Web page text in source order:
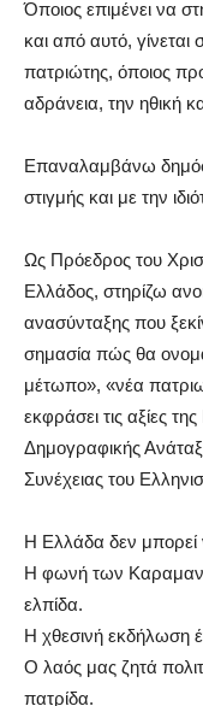
Όποιος επιμένει να
και από αυτό,
πατριώτης, όποιος
αδράνεια, την ηθική
Επαναλαμβάνω
στιγμής και με την
Ως Πρόεδρος του
Ελλάδος, στηρίζω
ανασύνταξης που
σημασία πώς θα
μέτωπο», «νέα
εκφράσει τις αξίες
Δημογραφικής
Συνέχειας του
Η Ελλάδα δεν μπορεί
Η φωνή των
ελπίδα.
Η χθεσινή εκδήλωση
Ο λαός μας ζητά
πατρίδα.